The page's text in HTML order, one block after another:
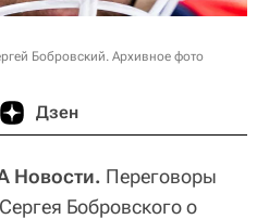
Бобровский. Архивное фото
Дзен
Новости. Переговоры
Бобровского о